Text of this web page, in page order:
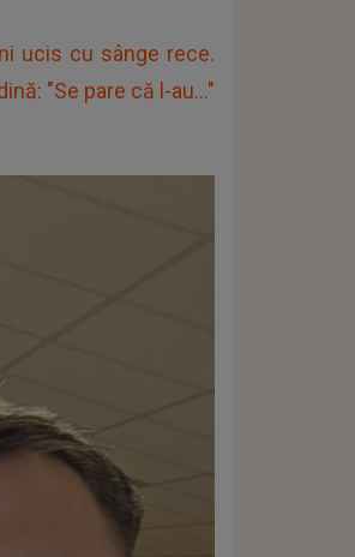
ucis cu sânge rece.
"Se pare că l-au..."